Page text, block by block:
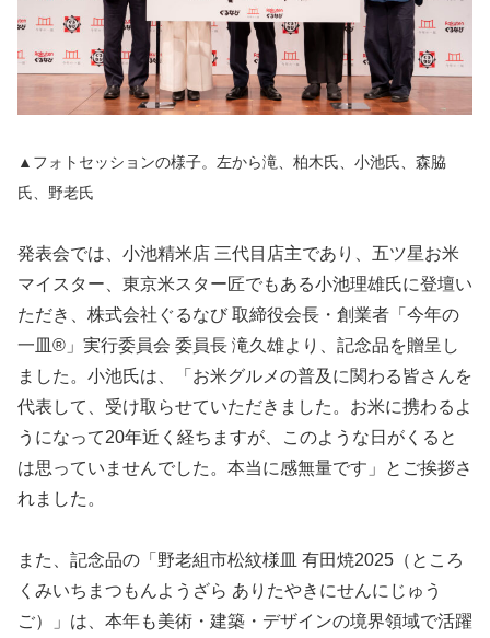
▲フォトセッションの様子。左から滝、柏木氏、小池氏、森脇
氏、野老氏
発表会では、小池精米店 三代目店主であり、五ツ星お米
マイスター、東京米スター匠でもある小池理雄氏に登壇い
ただき、株式会社ぐるなび 取締役会長・創業者「今年の
一皿®」実行委員会 委員長 滝久雄より、記念品を贈呈し
ました。小池氏は、「お米グルメの普及に関わる皆さんを
代表して、受け取らせていただきました。お米に携わるよ
うになって20年近く経ちますが、このような日がくると
は思っていませんでした。本当に感無量です」とご挨拶さ
れました。
また、記念品の「野老組市松紋様皿 有田焼2025（ところ
くみいちまつもんようざら ありたやきにせんにじゅう
ご）」は、本年も美術・建築・デザインの境界領域で活躍